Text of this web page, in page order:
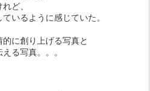
ど、
いるように感じていた。
に創り上げる写真と
る写真。。。